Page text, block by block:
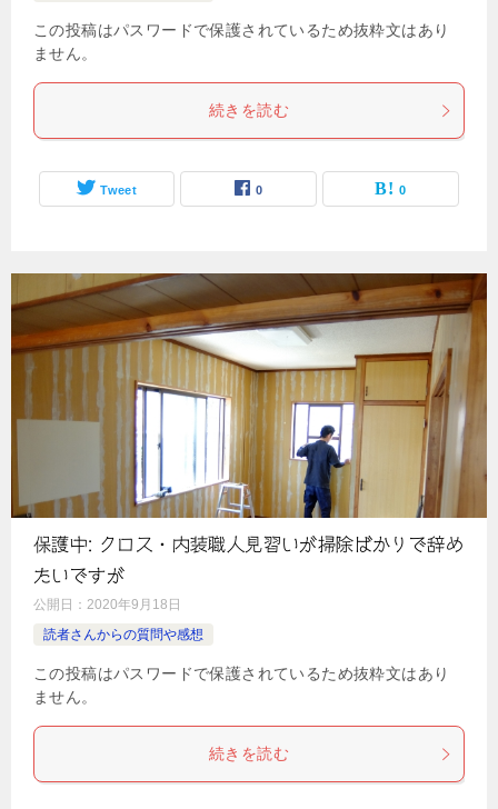
この投稿はパスワードで保護されているため抜粋文はあり
ません。
続きを読む
Tweet 0 0
保護中: クロス・内装職人見習いが掃除ばかりで辞め
たいですが
公開日： 2020年9月18日
読者さんからの質問や感想
この投稿はパスワードで保護されているため抜粋文はあり
ません。
続きを読む